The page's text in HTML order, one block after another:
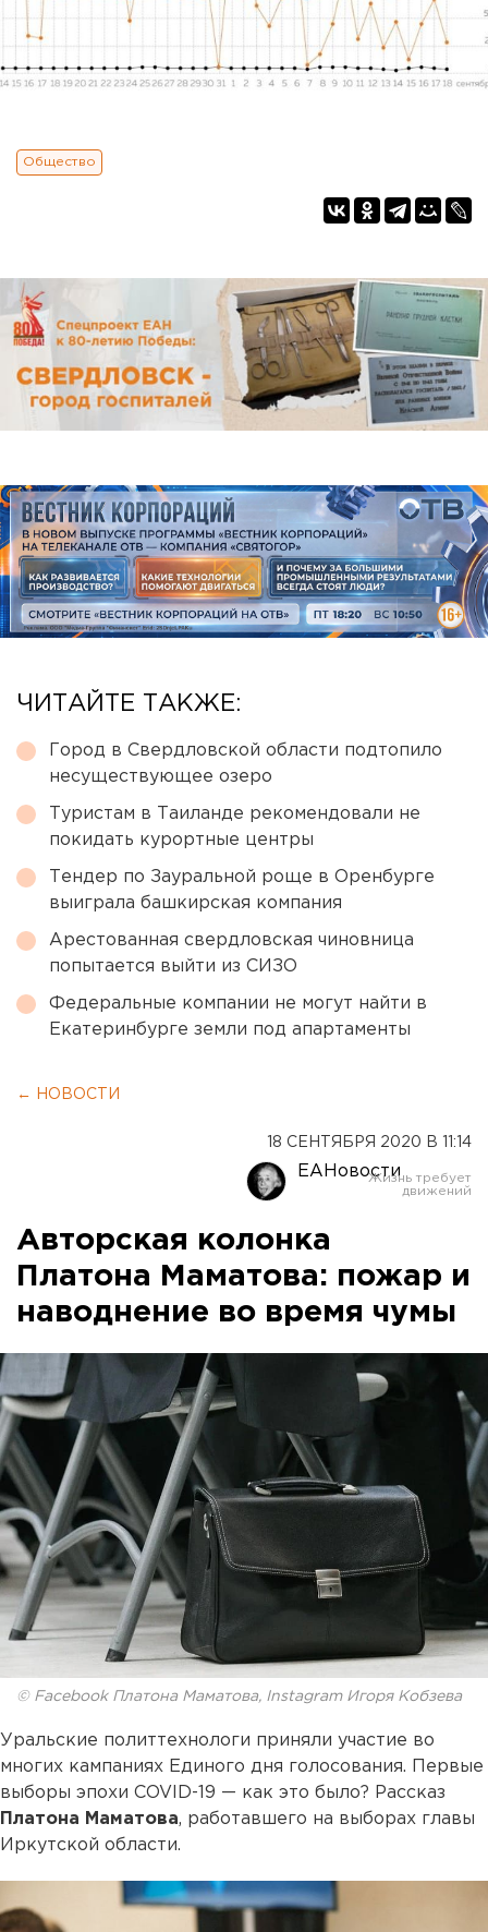
Общество
ЧИТАЙТЕ ТАКЖЕ:
Город в Свердловской области подтопило
несуществующее озеро
Туристам в Таиланде рекомендовали не
покидать курортные центры
Тендер по Зауральной роще в Оренбурге
выиграла башкирская компания
Арестованная свердловская чиновница
попытается выйти из СИЗО
Федеральные компании не могут найти в
Екатеринбурге земли под апартаменты
← НОВОСТИ
18 СЕНТЯБРЯ 2020 В 11:14
ЕАНовости
Авторская колонка
Платона Маматова: пожар и
наводнение во время чумы
© Facebook Платона Маматова, Instagram Игоря Кобзева
Уральские политтехнологи приняли участие во
многих кампаниях Единого дня голосования. Первые
выборы эпохи COVID-19 — как это было? Рассказ
Платона Маматова, работавшего на выборах главы
Иркутской области.